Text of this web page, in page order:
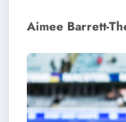
Aimee Barrett-